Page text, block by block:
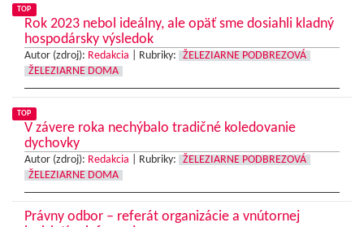
TOP
Rok 2023 nebol ideálny, ale opäť sme dosiahli kladný
hospodársky výsledok
Autor (zdroj): Redakcia Rubriky:
ŽELEZIARNE PODBREZOVÁ
ŽELEZIARNE DOMA
TOP
V závere roka nechýbalo tradičné koledovanie
dychovky
Autor (zdroj): Redakcia Rubriky:
ŽELEZIARNE PODBREZOVÁ
ŽELEZIARNE DOMA
Právny odbor – referát organizácie a vnútornej